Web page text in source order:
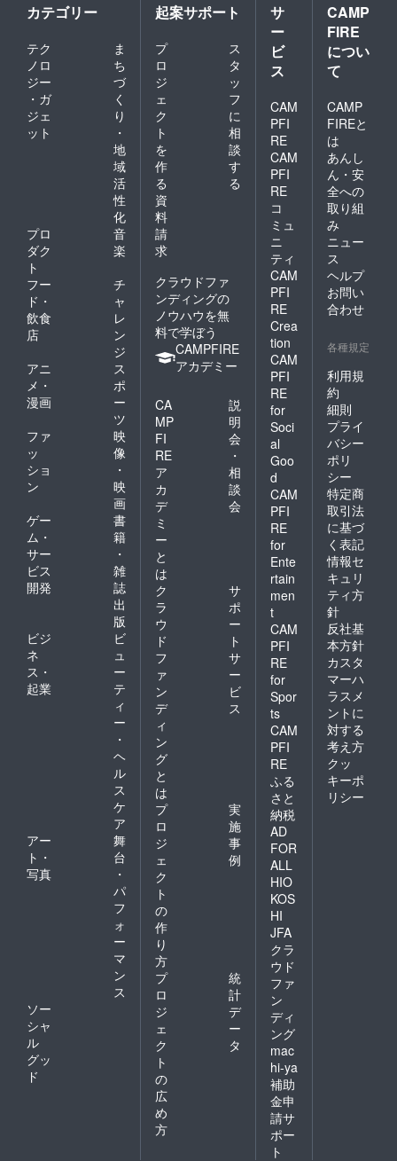
カテゴリー
テク
ノロ
ジー
・ガ
ジェ
ット
ま
ち
づ
く
り
・
地
域
活
性
化
プロ
ダク
ト
音
楽
フー
ド・
飲食
店
チ
ャ
レ
ン
ジ
アニ
メ・
漫画
ス
ポ
ー
ツ
ファ
ッ
ショ
ン
映
像
・
映
画
ゲー
ム・
サー
ビス
開発
書
籍
・
雑
誌
出
版
ビジ
ネ
ス・
起業
ビ
ュ
ー
テ
ィ
ー
・
ヘ
ル
ス
ケ
ア
アー
ト・
写真
舞
台
・
パ
フ
ォ
ー
マ
ン
ス
ソー
シャ
ル
グッ
ド
起案サポート
プ
ロ
ジ
ェ
ク
ト
を
作
る
ス
タ
ッ
フ
に
相
談
す
る
資
料
請
求
クラウドファ
ンディングの
ノウハウを無
料で学ぼう
CAMPFIRE
アカデミー
CA
MP
FI
RE
ア
カ
デ
ミ
ー
と
は
説
明
会
・
相
談
会
ク
ラ
ウ
ド
フ
ァ
ン
デ
ィ
ン
グ
と
は
サ
ポ
ー
ト
サ
ー
ビ
ス
プ
ロ
ジ
ェ
ク
ト
の
作
り
方
実
施
事
例
プ
ロ
ジ
ェ
ク
ト
の
広
め
方
統
計
デ
ー
タ
サ
ー
ビ
ス
CAM
PFI
RE
CAM
PFI
RE
コ
ミュ
ニ
ティ
CAM
PFI
RE
Crea
tion
CAM
PFI
RE
for
Soci
al
Goo
d
CAM
PFI
RE
for
Ente
rtain
men
t
CAM
PFI
RE
for
Spor
ts
CAM
PFI
RE
ふる
さと
納税
AD
FOR
ALL
HIO
KOS
HI
JFA
クラ
ウド
ファ
ン
ディ
ング
mac
hi-ya
補助
金申
請サ
ポー
ト
CAMP
FIRE
につい
て
CAMP
FIREと
は
あんし
ん・安
全への
取り組
み
ニュー
ス
ヘルプ
お問い
合わせ
各種規定
利用規
約
細則
プライ
バシー
ポリ
シー
特定商
取引法
に基づ
く表記
情報セ
キュリ
ティ方
針
反社基
本方針
カスタ
マーハ
ラスメ
ントに
対する
考え方
クッ
キーポ
リシー